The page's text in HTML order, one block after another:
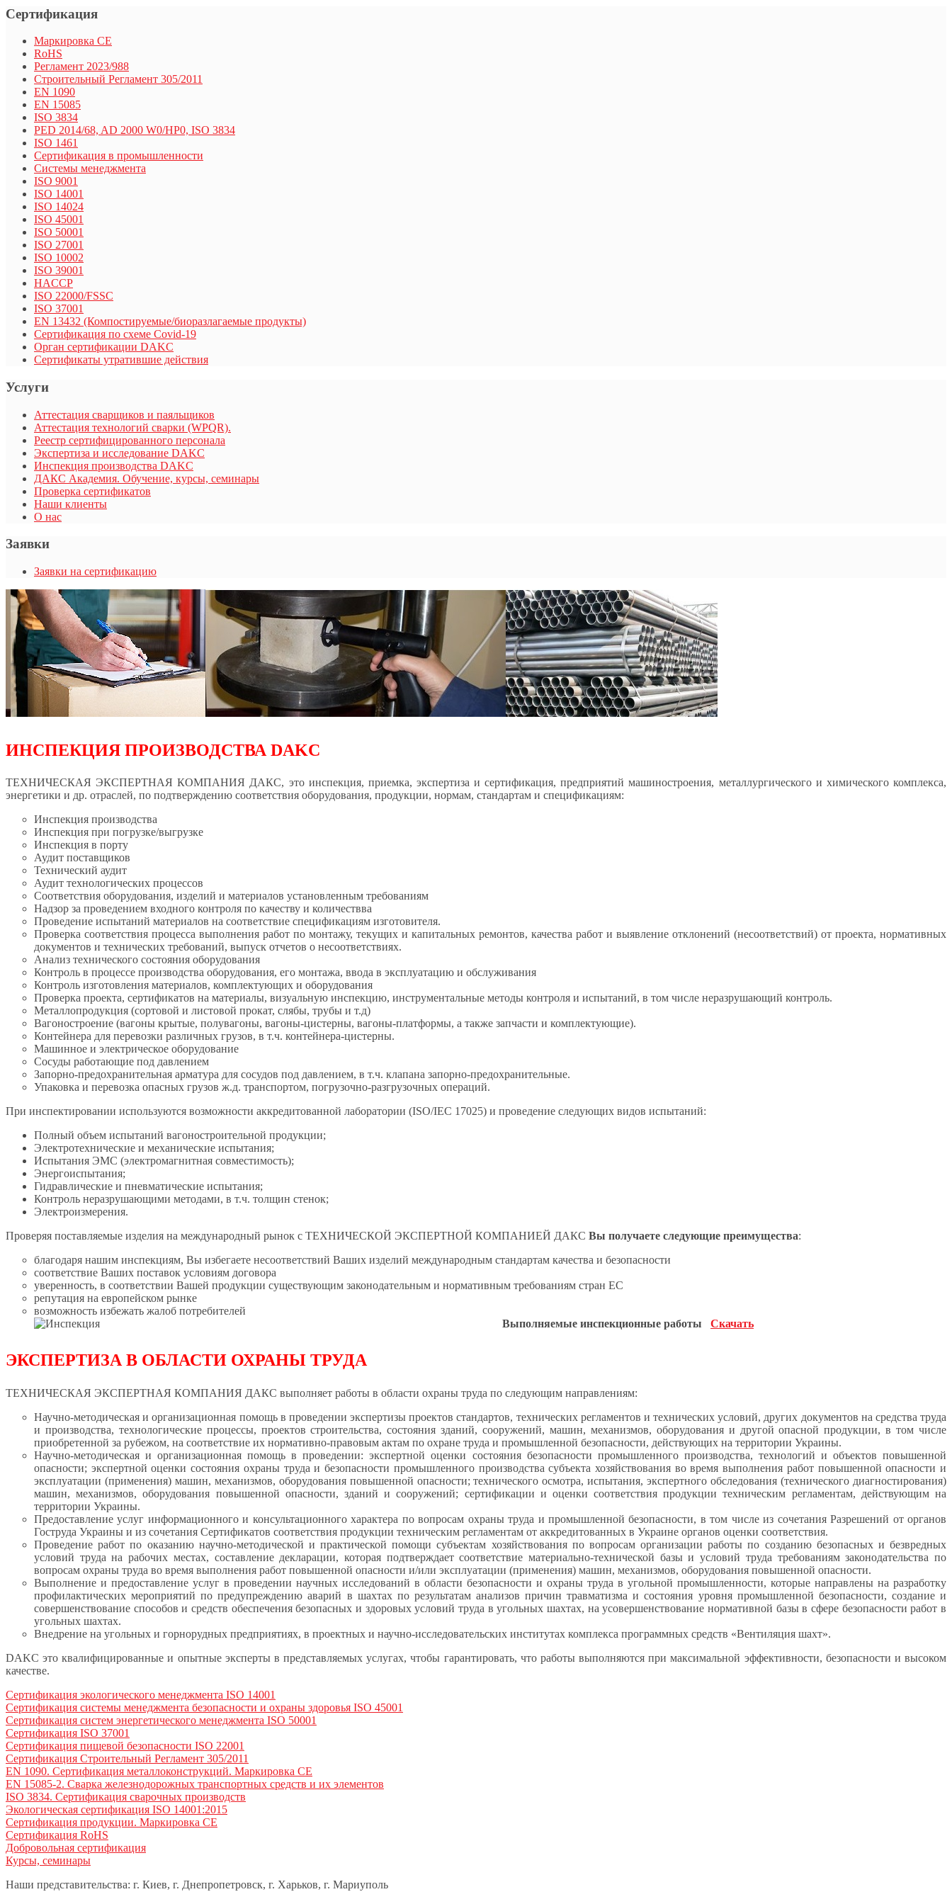
Сертификация
Маркировка СЕ
RoHS
Регламент 2023/988
Строительный Регламент 305/2011
EN 1090
EN 15085
ISO 3834
PED 2014/68, AD 2000 W0/HP0, ISO 3834
ISO 1461
Сертификация в промышленности
Системы менеджмента
ISO 9001
ISO 14001
ISO 14024
ISO 45001
ISO 50001
ISO 27001
ISO 10002
ISO 39001
HACCP
ISO 22000/FSSC
ISO 37001
EN 13432 (Компостируемые/биоразлагаемые продукты)
Сертификация по схеме Covid-19
Орган сертификации DAKC
Сертификаты утратившие действия
Услуги
Аттестация сварщиков и паяльщиков
Аттестация технологий сварки (WPQR).
Реестр сертифицированного персонала
Экспертиза и исследование DAKC
Инспекция производства DAKC
ДАКС Академия. Обучение, курсы, семинары
Проверка сертификатов
Наши клиенты
О нас
Заявки
Заявки на сертификацию
ИНСПЕКЦИЯ ПРОИЗВОДСТВА DAKC
ТЕХНИЧЕСКАЯ ЭКСПЕРТНАЯ КОМПАНИЯ ДАКС, это инспекция, приемка, экспертиза и сертификация, предприятий машиностроения, металлургического и химического комплекса,
энергетики и др. отраслей, по подтверждению соответствия оборудования, продукции, нормам, стандартам и спецификациям:
Инспекция производства
Инспекция при погрузке/выгрузке
Инспекция в порту
Аудит поставщиков
Технический аудит
Аудит технологических процессов
Соответствия оборудования, изделий и материалов установленным требованиям
Надзор за проведением входного контроля по качеству и количествва
Проведение испытаний материалов на соответствие спецификациям изготовителя.
Проверка соответствия процесса выполнения работ по монтажу, текущих и капитальных ремонтов, качества работ и выявление отклонений (несоответствий) от проекта, нормативных
документов и технических требований, выпуск отчетов о несоответствиях.
Анализ технического состояния оборудования
Контроль в процессе производства оборудования, его монтажа, ввода в эксплуатацию и обслуживания
Контроль изготовления материалов, комплектующих и оборудования
Проверка проекта, сертификатов на материалы, визуальную инспекцию, инструментальные методы контроля и испытаний, в том числе неразрушающий контроль.
Металлопродукция (сортовой и листовой прокат, слябы, трубы и т.д)
Вагоностроение (вагоны крытые, полувагоны, вагоны-цистерны, вагоны-платформы, а также запчасти и комплектующие).
Контейнера для перевозки различных грузов, в т.ч. контейнера-цистерны.
Машинное и электрическое оборудование
Сосуды работающие под давлением
Запорно-предохранительная арматура для сосудов под давлением, в т.ч. клапана запорно-предохранительные.
Упаковка и перевозка опасных грузов ж.д. транспортом, погрузочно-разгрузочных операций.
При инспектировании используются возможности аккредитованной лаборатории (ISO/IEC 17025) и проведение следующих видов испытаний:
Полный объем испытаний вагоностроительной продукции;
Электротехнические и механические испытания;
Испытания ЭМС (электромагнитная совместимость);
Энергоиспытания;
Гидравлические и пневматические испытания;
Контроль неразрушающими методами, в т.ч. толщин стенок;
Электроизмерения.
Проверяя поставляемые изделия на международный рынок с ТЕХНИЧЕСКОЙ ЭКСПЕРТНОЙ КОМПАНИЕЙ ДАКС Вы получаете следующие преимущества:
благодаря нашим инспекциям, Вы избегаете несоответствий Ваших изделий международным стандартам качества и безопасности
соответствие Ваших поставок условиям договора
уверенность, в соответствии Вашей продукции существующим законодательным и нормативным требованиям стран ЕС
репутация на европейском рынке
возможность избежать жалоб потребителей
Выполняемые инспекционные работы Скачать
ЭКСПЕРТИЗА В ОБЛАСТИ ОХРАНЫ ТРУДА
ТЕХНИЧЕСКАЯ ЭКСПЕРТНАЯ КОМПАНИЯ ДАКС выполняет работы в области охраны труда по следующим направлениям:
Научно-методическая и организационная помощь в проведении экспертизы проектов стандартов, технических регламентов и технических условий, других документов на средства труда
и производства, технологические процессы, проектов строительства, состояния зданий, сооружений, машин, механизмов, оборудования и другой опасной продукции, в том числе
приобретенной за рубежом, на соответствие их нормативно-правовым актам по охране труда и промышленной безопасности, действующих на территории Украины.
Научно-методическая и организационная помощь в проведении: экспертной оценки состояния безопасности промышленного производства, технологий и объектов повышенной
опасности; экспертной оценки состояния охраны труда и безопасности промышленного производства субъекта хозяйствования во время выполнения работ повышенной опасности и
эксплуатации (применения) машин, механизмов, оборудования повышенной опасности; технического осмотра, испытания, экспертного обследования (технического диагностирования)
машин, механизмов, оборудования повышенной опасности, зданий и сооружений; сертификации и оценки соответствия продукции техническим регламентам, действующим на
территории Украины.
Предоставление услуг информационного и консультационного характера по вопросам охраны труда и промышленной безопасности, в том числе из сочетания Разрешений от органов
Гоструда Украины и из сочетания Сертификатов соответствия продукции техническим регламентам от аккредитованных в Украине органов оценки соответствия.
Проведение работ по оказанию научно-методической и практической помощи субъектам хозяйствования по вопросам организации работы по созданию безопасных и безвредных
условий труда на рабочих местах, составление декларации, которая подтверждает соответствие материально-технической базы и условий труда требованиям законодательства по
вопросам охраны труда во время выполнения работ повышенной опасности и/или эксплуатации (применения) машин, механизмов, оборудования повышенной опасности.
Выполнение и предоставление услуг в проведении научных исследований в области безопасности и охраны труда в угольной промышленности, которые направлены на разработку
профилактических мероприятий по предупреждению аварий в шахтах по результатам анализов причин травматизма и состояния уровня промышленной безопасности, создание и
совершенствование способов и средств обеспечения безопасных и здоровых условий труда в угольных шахтах, на усовершенствование нормативной базы в сфере безопасности работ в
угольных шахтах.
Внедрение на угольных и горнорудных предприятиях, в проектных и научно-исследовательских институтах комплекса программных средств «Вентиляция шахт».
DAKC это квалифицированные и опытные эксперты в представляемых услугах, чтобы гарантировать, что работы выполняются при максимальной эффективности, безопасности и высоком
качестве.
Сертификация экологического менеджмента ISO 14001
Сертификация системы менеджмента безопасности и охраны здоровья ISO 45001
Сертификация систем энергетического менеджмента ISO 50001
Сертификация ISO 37001
Сертификация пищевой безопасности ISO 22001
Сертификация Строительный Регламент 305/2011
EN 1090. Сертификация металлоконструкций. Маркировка СЕ
EN 15085-2. Сварка железнодорожных транспортных средств и их элементов
ISO 3834. Сертификация сварочных производств
Экологическая сертификация ISO 14001:2015
Сертификация продукции. Маркировка СЕ
Сертификация RoHS
Добровольная сертификация
Курсы, семинары
Наши представительства: г. Киев, г. Днепропетровск, г. Харьков, г. Мариуполь